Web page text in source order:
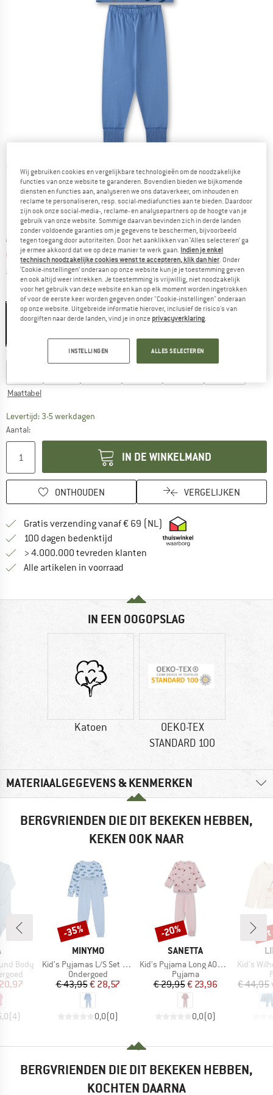
Oorspronkelijke prijs :
€ 29,95
Prijs:
€ 23,96 incl. BTW
excl. VerzendkostenInformatie over de verzendkosten. Opent in een
Kleur:Navy
Maattabel
Levertijd: 3-5 werkdagen
Aantal:
IN DE WINKELMAND
ONTHOUDEN VERGELIJKEN
Gratis verzending vanaf € 69 (NL) Vind hier de
100 dagen bedenktijd Vind de betalingsinformatie hier!
> 4.000.000 tevreden klanten
Alle artikelen in voorraad
IN EEN OOGOPSLAG
Katoen
OEKO-TEX
STANDARD 100
MATERIAALGEGEVENS & KENMERKEN
BERGVRIENDEN DIE DIT BEKEKEN HEBBEN,
KEKEN OOK NAAR
Body
prijs
(4)
MERK
MINYMO
Artikel
Kid's Pyjamas L/S Set AOP 134258
Productgroep
Ondergoed
Prijs
€ 43,95Verlaagde prijs
€ 28,57
0,0(0)
Korting
-35%
MERK
SANETTA
Artikel
Kid's Pyjama Long AOP 233564
Productgroep
Pyjama
Prijs
€ 29,95Verlaagde prijs
€ 23,96
0,0(0)
Korting
-20%
Artikel
Kid's Wilhelm
€ 44,95
BERGVRIENDEN DIE DIT BEKEKEN HEBBEN,
KOCHTEN DAARNA
Wij gebruiken cookies en vergelijkbare technologieën om de noodzakelijke
functies van onze website te garanderen. Bovendien bieden we bijkomende
diensten en functies aan, analyseren we ons dataverkeer, om inhouden en
reclame te personaliseren, resp. social-mediafuncties aan te bieden. Daardoor
zijn ook onze social-media-, reclame- en analysepartners op de hoogte van je
gebruik van onze website. Sommige daarvan bevinden zich in derde landen
zonder voldoende garanties om je gegevens te beschermen, bijvoorbeeld
tegen toegang door autoriteiten. Door het aanklikken van ‘Alles selecteren’ ga
je ermee akkoord dat we op deze manier te werk gaan. Indien je enkel
technisch noodzakelijke cookies wenst te accepteren, klik dan hier . Onder
‘Cookie-instellingen’ onderaan op onze website kun je je toestemming geven
en ook altijd weer intrekken. Je toestemming is vrijwillig, niet noodzakelijk
voor het gebruik van deze website en kan op elk moment worden ingetrokken
of voor de eerste keer worden gegeven onder "Cookie-instellingen" onderaan
op onze website. Uitgebreide informatie hierover, inclusief de risico's van
doorgiften naar derde landen, vind je in onze privacyverklaring
INSTELLINGEN ALLES SELECTEREN